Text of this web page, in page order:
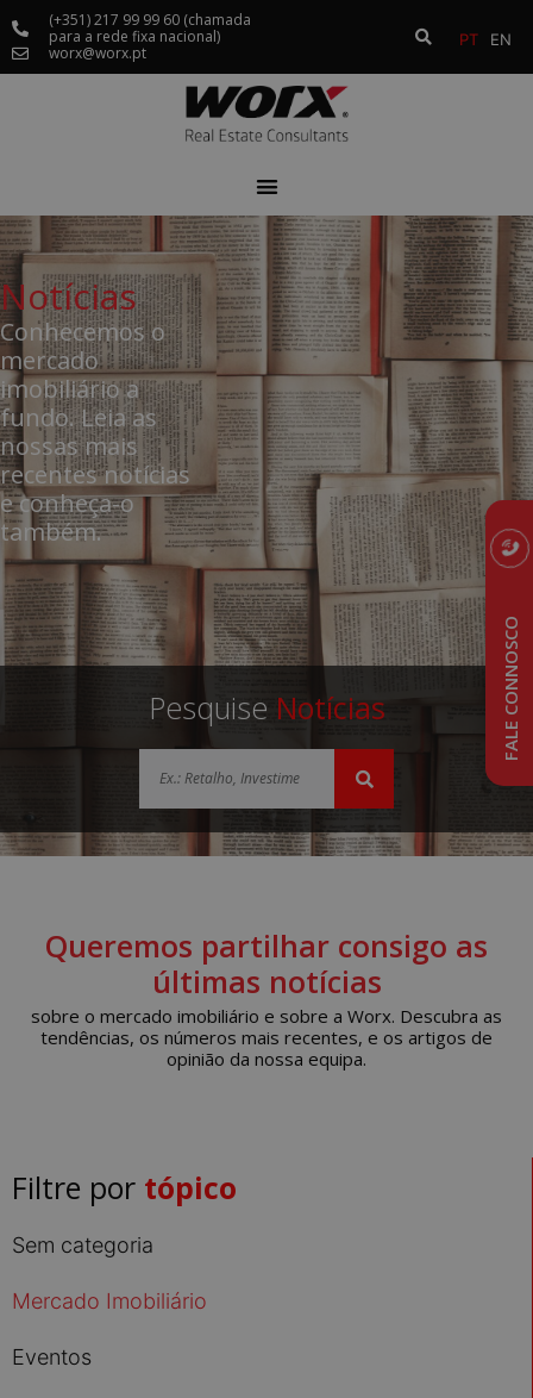
(+351) 217 99 99 60 (chamada
para a rede fixa nacional)
worx@worx.pt
PT EN
FALE CONNOSCO
Notícias
Conhecemos o
mercado
imobiliário a
fundo. Leia as
nossas mais
recentes notícias
e conheça-o
também.
Pesquise Notícias
Queremos partilhar consigo as
últimas notícias
sobre o mercado imobiliário e sobre a Worx. Descubra as
tendências, os números mais recentes, e os artigos de
opinião da nossa equipa.
Filtre por tópico
Sem categoria
Mercado Imobiliário
Eventos